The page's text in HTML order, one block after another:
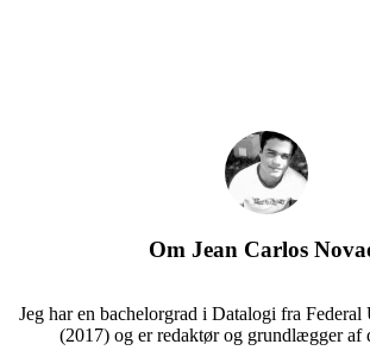
Om Jean Carlos
Jeg har en bachelorgrad i Datalogi fra
(2017) og er redaktør og grundlægger af